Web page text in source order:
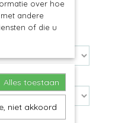
voor u
over hoe
andere
of die u
Alles toestaan
niet akkoord